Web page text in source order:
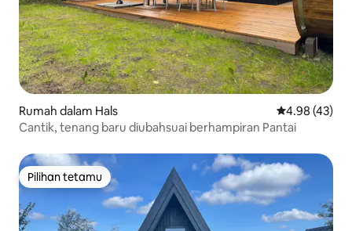
Rumah dalam Hals Penarafan
4.98 (43)
Cantik, tenang baru diubahsuai berhampiran Pantai
Pilihan tetamu
Pilihan tetamu